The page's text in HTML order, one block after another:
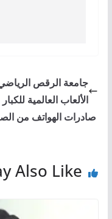
جامعة الرقص الرياضي
الألعاب العالمية
صادرات الهواتف من
Also Like